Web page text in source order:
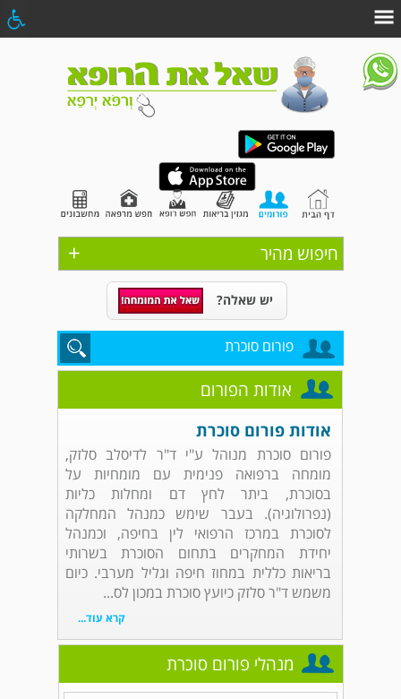
+ חיפוש מהיר
יש שאלה?
פורום סוכרת
אודות הפורום
אודות פורום סוכרת
פורום סוכרת מנוהל ע"י ד"ר לדיסלב סלזק,
מומחה ברפואה פנימית עם מומחיות על
בסוכרת, ביתר לחץ דם ומחלות כליות
(נפרולוגיה). בעבר שימש כמנהל המחלקה
לסוכרת במרכז הרפואי לין בחיפה, וכמנהל
יחידת המחקרים בתחום הסוכרת בשרותי
בריאות כללית במחוז חיפה וגליל מערבי. כיום
משמש ד"ר סלזק כיועץ סוכרת במכון לס...
קרא עוד...
מנהלי פורום סוכרת